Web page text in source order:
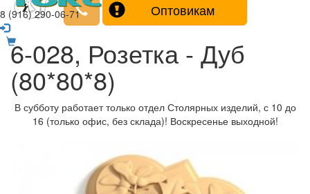
8 (916) 290-06-71 Оптовикам
6-028, Розетка - Дуб
(80*80*8)
В субботу работает только отдел Столярных изделий, с 10 до
16 (только офис, без склада)! Воскресенье выходной!